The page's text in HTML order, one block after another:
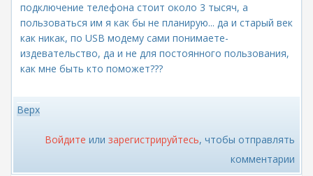
подключение телефона стоит около 3 тысяч, а
пользоваться им я как бы не планирую... да и старый век
как никак, по USB модему сами понимаете-
издевательство, да и не для постоянного пользования,
как мне быть кто поможет???
Верх
Войдите или зарегистрируйтесь, чтобы отправлять
комментарии